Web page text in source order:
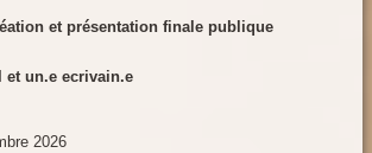
et présentation finale publique
et un.e ecrivain.e
2026
News